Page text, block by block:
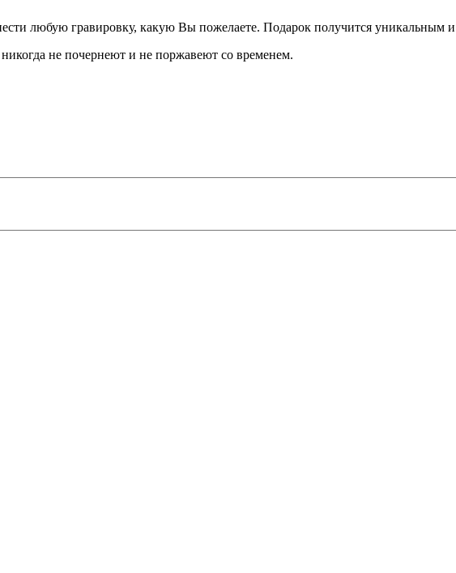
любую гравировку, какую Вы пожелаете. Подарок получится уникальным и
не почернеют и не поржавеют со временем.